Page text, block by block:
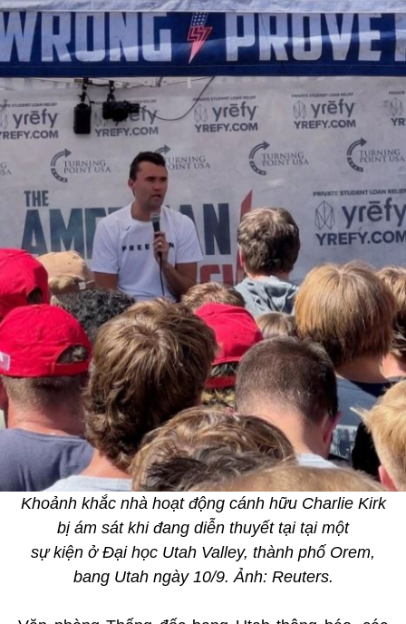
Khoảnh khắc nhà hoạt động cánh hữu Charlie Kirk
bị ám sát khi đang diễn thuyết tại tại một
sự kiện ở Đại học Utah Valley, thành phố Orem,
bang Utah ngày 10/9. Ảnh: Reuters.